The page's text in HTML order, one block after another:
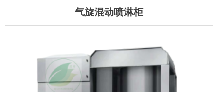
气旋混动喷淋柜